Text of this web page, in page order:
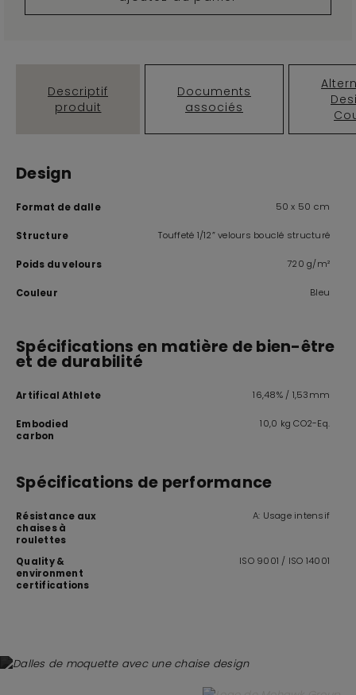
Descriptif
produit
Documents
associés
Design
Format de dalle 50 x 50 cm
Structure Touffeté 1/12” velours bouclé structuré
Poids du velours 720 g/m²
Couleur Bleu
Spécifications en matière de bien-être
et de durabilité
Artifical Athlete 16,48% / 1,53mm
Embodied
carbon
10,0 kg CO2-Eq.
Spécifications de performance
Résistance aux
chaises à
roulettes
A: Usage intensif
Quality &
environment
certifications
ISO 9001 / ISO 14001